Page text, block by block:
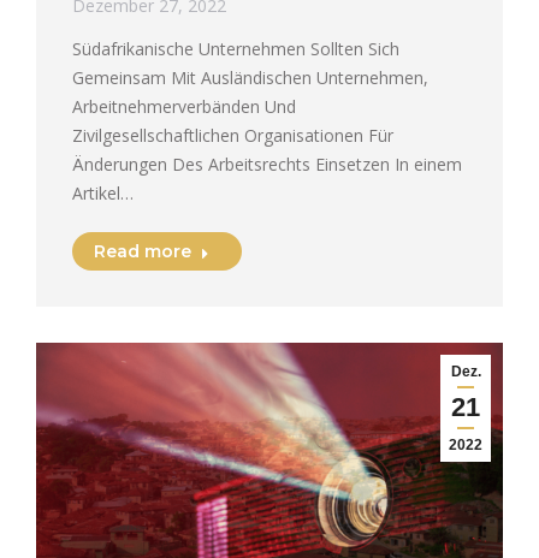
Dezember 27, 2022
Südafrikanische Unternehmen Sollten Sich
Gemeinsam Mit Ausländischen Unternehmen,
Arbeitnehmerverbänden Und
Zivilgesellschaftlichen Organisationen Für
Änderungen Des Arbeitsrechts Einsetzen In einem
Artikel…
Read more
Dez.
21
2022